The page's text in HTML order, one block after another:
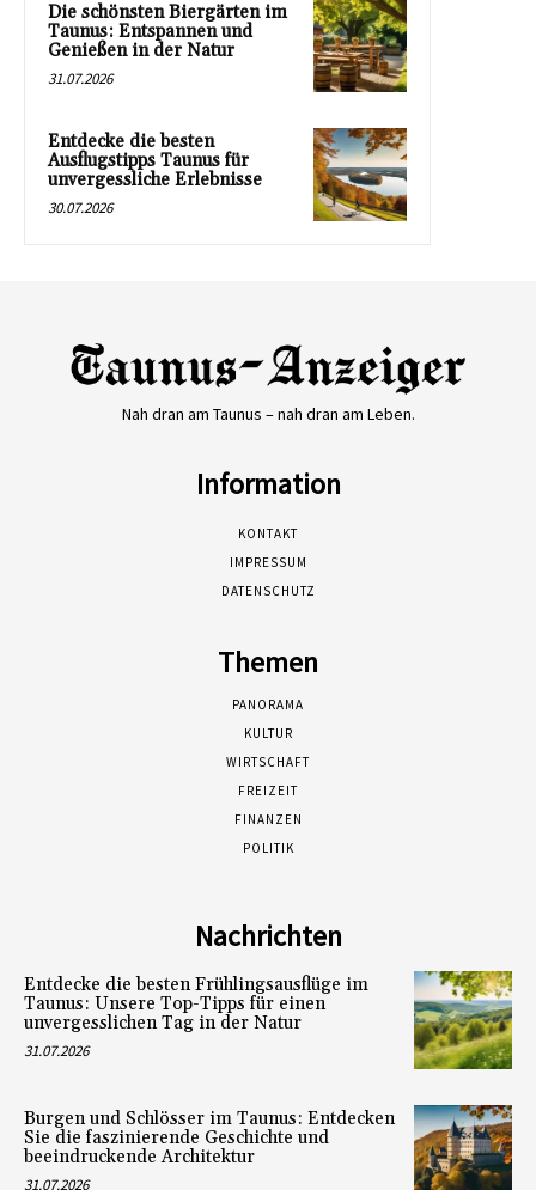
Die schönsten Biergärten im
Taunus: Entspannen und
Genießen in der Natur
31.07.2026
Entdecke die besten
Ausflugstipps Taunus für
unvergessliche Erlebnisse
30.07.2026
Nah dran am Taunus – nah dran am Leben.
Information
KONTAKT
IMPRESSUM
DATENSCHUTZ
Themen
PANORAMA
KULTUR
WIRTSCHAFT
FREIZEIT
FINANZEN
POLITIK
Nachrichten
Entdecke die besten Frühlingsausflüge im
Taunus: Unsere Top-Tipps für einen
unvergesslichen Tag in der Natur
31.07.2026
Burgen und Schlösser im Taunus: Entdecken
Sie die faszinierende Geschichte und
beeindruckende Architektur
31.07.2026